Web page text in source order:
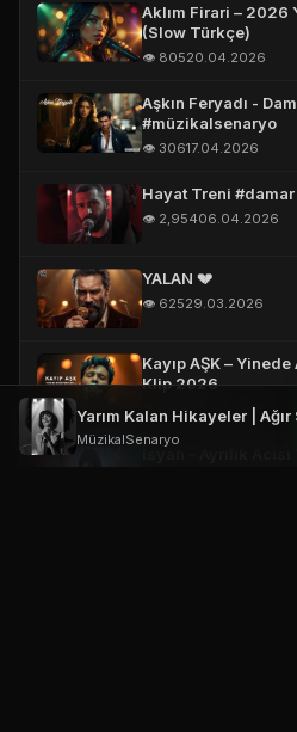
Aklım Firari – 2026
(Slow Türkçe)
👁️ 80520.04.2026
Aşkın Feryadı - Damar #damar #dinle
#müzikalsenaryo
👁️ 30617.04.2026
Hayat Treni
👁️ 2,95406.04.2026
YALAN 💔
👁️ 62529.03.2026
Kayıp AŞK – Yinede
Klip 2026
👁️ 1,14924.03.2026
İsyan - Ayrılık
MüzikalSenaryo